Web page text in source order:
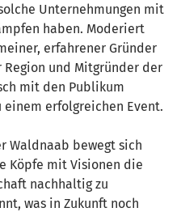
Unternehmungen mit
haben. Moderiert
erfahrener Gründer
und Mitgründer der
mit den Publikum
erfolgreichen Event.
Waldnaab bewegt sich
Köpfe mit Visionen die
nachhaltig zu
was in Zukunft noch